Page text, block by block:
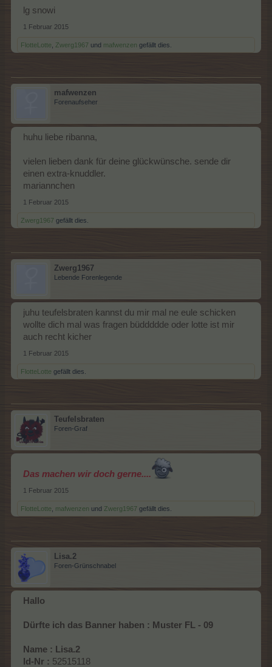
lg snowi
1 Februar 2015
FlotteLotte Zwerg1967 und mafwenzen gefällt dies.
mafwenzen
Forenaufseher
huhu liebe ribanna,
vielen lieben dank für deine glückwünsche. sende dir
einen extra-knuddler.
mariannchen
1 Februar 2015
Zwerg1967 gefällt dies.
Zwerg1967
Lebende Forenlegende
juhu teufelsbraten kannst du mir mal ne eule schicken
wollte dich mal was fragen büddddde oder lotte ist mir
auch recht kicher
1 Februar 2015
FlotteLotte gefällt dies.
Teufelsbraten
Foren-Graf
Das machen wir doch gerne....
1 Februar 2015
FlotteLotte mafwenzen und Zwerg1967 gefällt dies.
Lisa.2
Foren-Grünschnabel
Hallo
Dürfte ich das Banner haben : Muster FL - 09
Name : Lisa.2
Id-Nr : 52515118